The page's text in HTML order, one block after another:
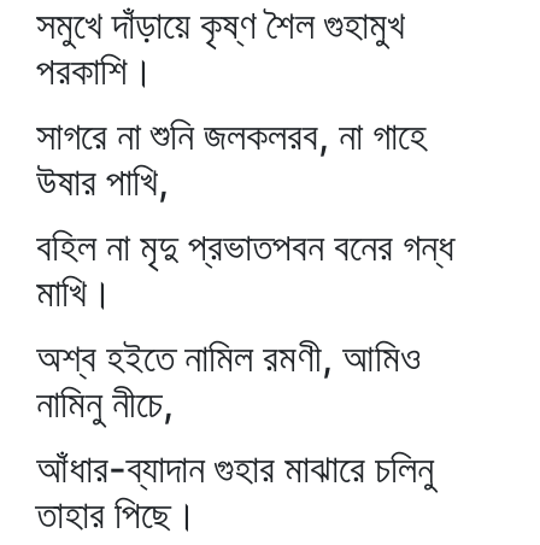
সমুখে দাঁড়ায়ে কৃষ্ণ শৈল গুহামুখ
পরকাশি।
সাগরে না শুনি জলকলরব, না গাহে
উষার পাখি,
বহিল না মৃদু প্রভাতপবন বনের গন্ধ
মাখি।
অশ্ব হইতে নামিল রমণী, আমিও
নামিনু নীচে,
আঁধার-ব্যাদান গুহার মাঝারে চলিনু
তাহার পিছে।